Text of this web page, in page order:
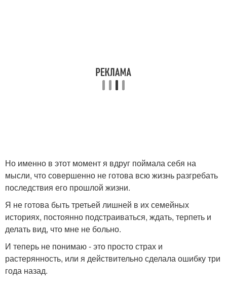
Но именно в этот момент я вдруг поймала себя на
мысли, что совершенно не готова всю жизнь разгребать
последствия его прошлой жизни.
Я не готова быть третьей лишней в их семейных
историях, постоянно подстраиваться, ждать, терпеть и
делать вид, что мне не больно.
И теперь не понимаю - это просто страх и
растерянность, или я действительно сделала ошибку три
года назад.